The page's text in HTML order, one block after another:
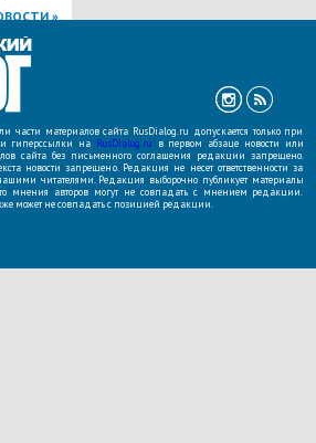
»
части материалов сайта RusDialog.ru допускается только при
гиперссылки на RusDialog.ru в первом абзаце новости или
сайта без письменного соглашения редакции запрещено.
новости запрещено. Редакция не несет ответственности за
читателями. Редакция выборочно публикует материалы
мнения авторов могут не совпадать с мнением редакции.
может не совпадать с позицией редакции.